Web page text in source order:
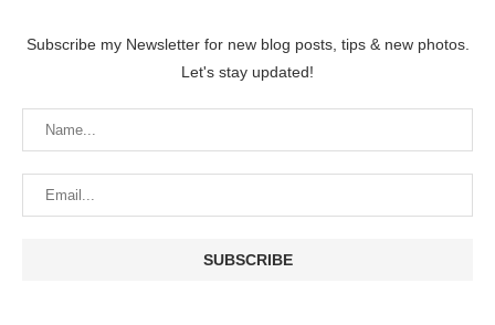
Subscribe my Newsletter for new blog posts, tips & new photos.
Let's stay updated!